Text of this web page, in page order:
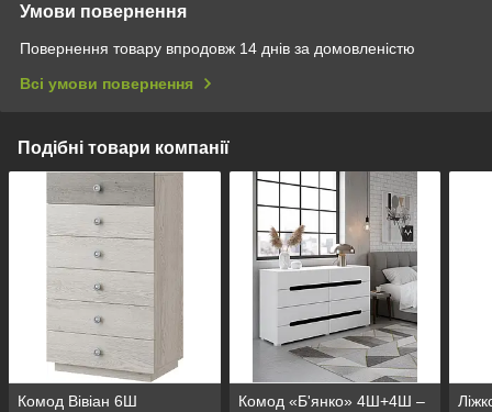
Умови повернення
Повернення товару впродовж 14 днів за домовленістю
Всі умови повернення
Подібні товари компанії
Комод Вівіан 6Ш
Комод «Б'янко» 4Ш+4Ш –